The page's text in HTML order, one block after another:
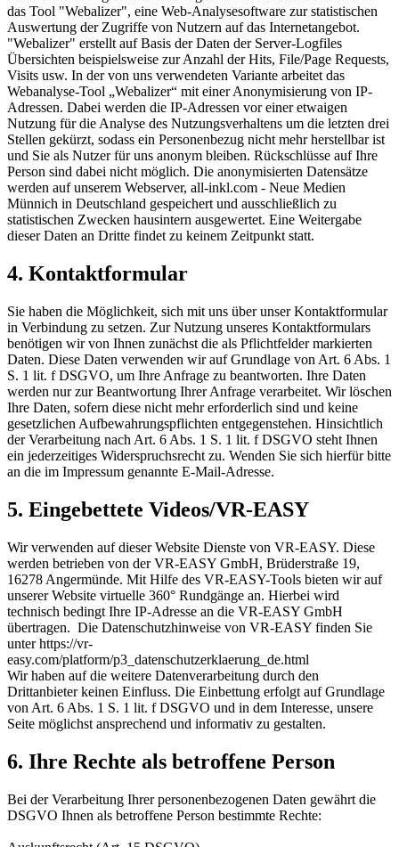
das Tool "Webalizer", eine Web-Analysesoftware zur statistischen
Auswertung der Zugriffe von Nutzern auf das Internetangebot.
"Webalizer" erstellt auf Basis der Daten der Server-Logfiles
Übersichten beispielsweise zur Anzahl der Hits, File/Page Requests,
Visits usw. In der von uns verwendeten Variante arbeitet das
Webanalyse-Tool „Webalizer“ mit einer Anonymisierung von IP-
Adressen. Dabei werden die IP-Adressen vor einer etwaigen
Nutzung für die Analyse des Nutzungsverhaltens um die letzten drei
Stellen gekürzt, sodass ein Personenbezug nicht mehr herstellbar ist
und Sie als Nutzer für uns anonym bleiben. Rückschlüsse auf Ihre
Person sind dabei nicht möglich. Die anonymisierten Datensätze
werden auf unserem Webserver, all-inkl.com - Neue Medien
Münnich in Deutschland gespeichert und ausschließlich zu
statistischen Zwecken hausintern ausgewertet. Eine Weitergabe
dieser Daten an Dritte findet zu keinem Zeitpunkt statt.
4. Kontaktformular
Sie haben die Möglichkeit, sich mit uns über unser Kontaktformular
in Verbindung zu setzen. Zur Nutzung unseres Kontaktformulars
benötigen wir von Ihnen zunächst die als Pflichtfelder markierten
Daten. Diese Daten verwenden wir auf Grundlage von Art. 6 Abs. 1
S. 1 lit. f DSGVO, um Ihre Anfrage zu beantworten. Ihre Daten
werden nur zur Beantwortung Ihrer Anfrage verarbeitet. Wir löschen
Ihre Daten, sofern diese nicht mehr erforderlich sind und keine
gesetzlichen Aufbewahrungspflichten entgegenstehen. Hinsichtlich
der Verarbeitung nach Art. 6 Abs. 1 S. 1 lit. f DSGVO steht Ihnen
ein jederzeitiges Widerspruchsrecht zu. Wenden Sie sich hierfür bitte
an die im Impressum genannte E-Mail-Adresse.
5. Eingebettete Videos/VR-EASY
Wir verwenden auf dieser Website Dienste von VR-EASY. Diese
werden betrieben von der VR-EASY GmbH, Brüderstraße 19,
16278 Angermünde. Mit Hilfe des VR-EASY-Tools bieten wir auf
unserer Website virtuelle 360° Rundgänge an. Hierbei wird
technisch bedingt Ihre IP-Adresse an die VR-EASY GmbH
übertragen. Die Datenschutzhinweise von VR-EASY finden Sie
unter https://vr-
easy.com/platform/p3_datenschutzerklaerung_de.html
Wir haben auf die weitere Datenverarbeitung durch den
Drittanbieter keinen Einfluss. Die Einbettung erfolgt auf Grundlage
von Art. 6 Abs. 1 S. 1 lit. f DSGVO und in dem Interesse, unsere
Seite möglichst ansprechend und informativ zu gestalten.
6. Ihre Rechte als betroffene Person
Bei der Verarbeitung Ihrer personenbezogenen Daten gewährt die
DSGVO Ihnen als betroffene Person bestimmte Rechte: